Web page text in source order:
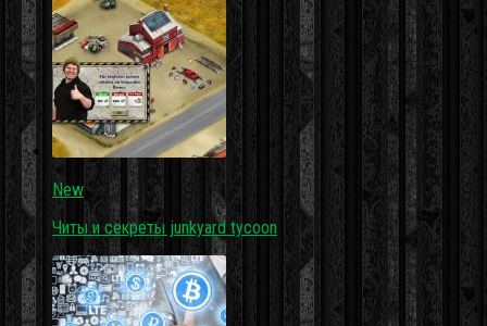
New
Читы и секреты junkyard tycoon